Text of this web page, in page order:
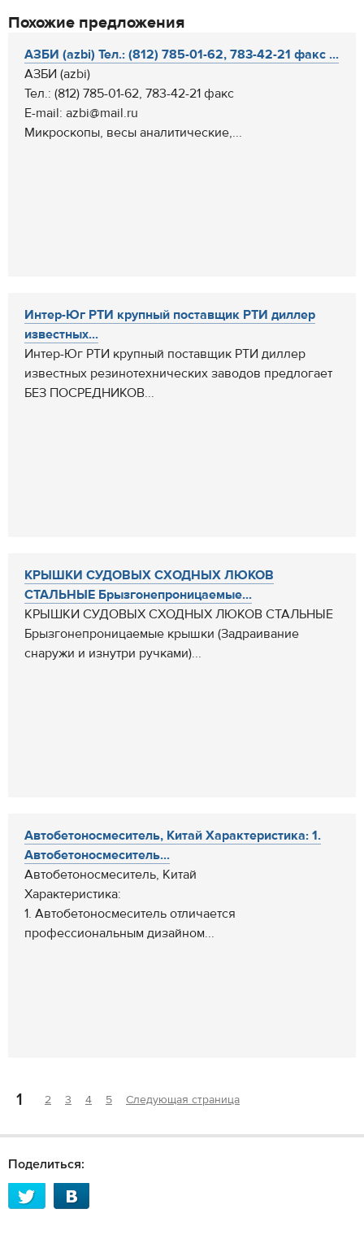
Похожие предложения
АЗБИ (azbi) Тел.: (812) 785-01-62, 783-42-21 факс ...
АЗБИ (azbi)
Тел.: (812) 785-01-62, 783-42-21 факс
E-mail: azbi@mail.ru
Микроскопы, весы аналитические,...
Интер-Юг РТИ крупный поставщик РТИ диллер
известных...
Интер-Юг РТИ крупный поставщик РТИ диллер
известных резинотехнических заводов предлогает
БЕЗ ПОСРЕДНИКОВ...
КРЫШКИ СУДОВЫХ СХОДНЫХ ЛЮКОВ
СТАЛЬНЫЕ Брызгонепроницаемые...
КРЫШКИ СУДОВЫХ СХОДНЫХ ЛЮКОВ СТАЛЬНЫЕ
Брызгонепроницаемые крышки (Задраивание
снаружи и изнутри ручками)...
Автобетоносмеситель, Китай Характеристика: 1.
Автобетоносмеситель...
Автобетоносмеситель, Китай
Характеристика:
1. Автобетоносмеситель отличается
профессиональным дизайном...
1 2 3 4 5 Следующая страница
Поделиться: